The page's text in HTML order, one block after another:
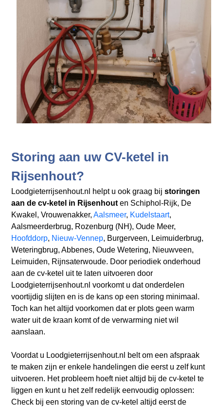
Storing aan uw CV-ketel in
Rijsenhout?
Loodgieterrijsenhout.nl helpt u ook graag bij storingen
aan de cv-ketel in Rijsenhouten Schiphol-Rijk, De
Kwakel, Vrouwenakker, Aalsmeer, Kudelstaart,
Aalsmeerderbrug, Rozenburg (NH), Oude Meer,
Hoofddorp, Nieuw-Vennep, Burgerveen, Leimuiderbrug,
Weteringbrug, Abbenes, Oude Wetering, Nieuwveen,
Leimuiden, Rijnsaterwoude. Door periodiek onderhoud
aan de cv-ketel uit te laten uitvoeren door
Loodgieterrijsenhout.nl voorkomt u dat onderdelen
voortijdig slijten en is de kans op een storing minimaal.
Toch kan het altijd voorkomen dat er plots geen warm
water uit de kraan komt of de verwarming niet wil
aanslaan.
Voordat u Loodgieterrijsenhout.nl belt om een afspraak
te maken zijn er enkele handelingen die eerst u zelf kunt
uitvoeren. Het probleem hoeft niet altijd bij de cv-ketel te
liggen en kunt u het zelf redelijk eenvoudig oplossen:
Check bij een storing van de cv-ketel altijd eerst de